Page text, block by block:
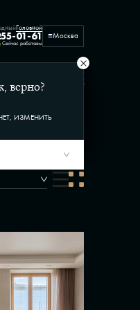
набережная, 6с2,
башня «Империя»,
3-й подъезд, офис 4315
Головной
01-61
Сейчас работаем
Москва
верно?
ИЗМЕНИТЬ